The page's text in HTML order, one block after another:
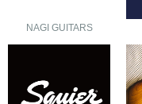
NAGI GUITARS